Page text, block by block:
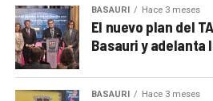
BASAURI Hace 3 meses
El nuevo plan del
Basauri y adelanta
BASAURI Hace 3 meses